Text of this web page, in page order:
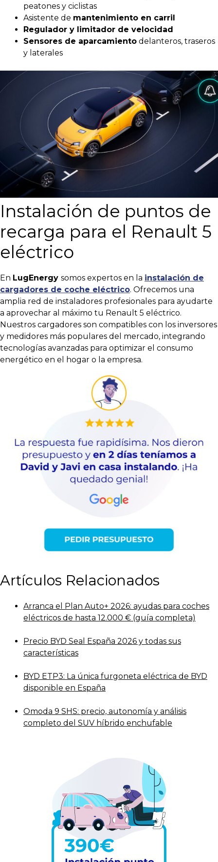
peatones y ciclistas
Asistente de mantenimiento en carril
Regulador y limitador de velocidad
Sensores de aparcamiento delanteros, traseros
y laterales
Instalación de puntos de
recarga para el Renault 5
eléctrico
En LugEnergy somos expertos en la instalación de
cargadores de coche eléctrico. Ofrecemos una
amplia red de instaladores profesionales para ayudarte
a aprovechar al máximo tu Renault 5 eléctrico.
Nuestros cargadores son compatibles con los inversores
y medidores más populares del mercado, integrando
tecnologías avanzadas para optimizar el consumo
energético en el hogar o la empresa.
Artículos Relacionados
Arranca el Plan Auto+ 2026: ayudas para coches
eléctricos de hasta 12.000 € (guía completa)
Precio BYD Seal España 2026 y todas sus
características
BYD ETP3: La única furgoneta eléctrica de BYD
disponible en España
Omoda 9 SHS: precio, autonomía y análisis
completo del SUV híbrido enchufable